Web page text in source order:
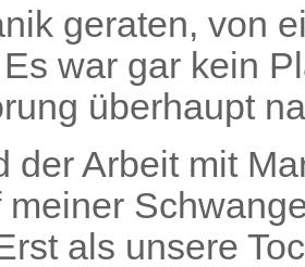
geraten, von
war gar kein
überhaupt
der Arbeit mit
meiner
als unsere